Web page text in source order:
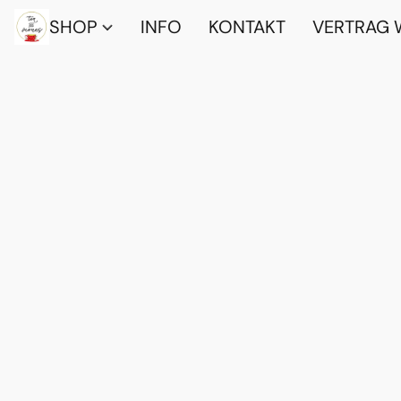
SHOP INFO KONTAKT VERTRAG